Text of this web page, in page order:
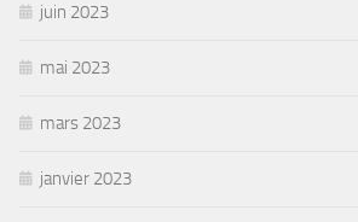
juin 2023
mai 2023
mars 2023
janvier 2023